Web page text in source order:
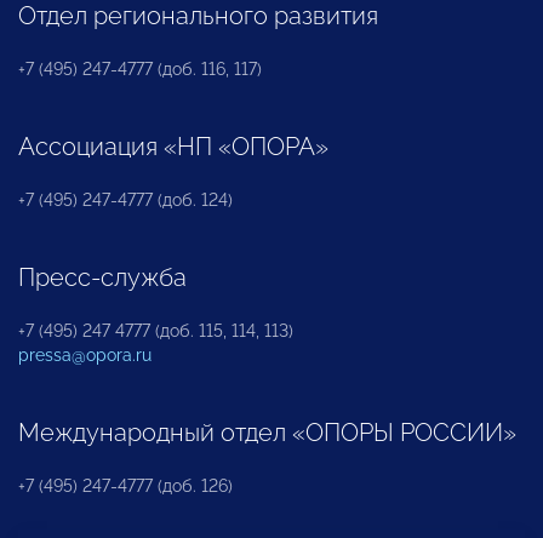
Отдел регионального развития
+7 (495) 247-4777 (доб. 116, 117)
Ассоциация «НП «ОПОРА»
+7 (495) 247-4777 (доб. 124)
Пресс-служба
+7 (495) 247 4777 (доб. 115, 114, 113)
pressa@opora.ru
Международный отдел «ОПОРЫ РОССИИ»
+7 (495) 247-4777 (доб. 126)